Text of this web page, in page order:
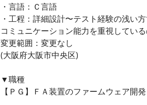
・言語：Ｃ言語
・工程：詳細設計〜テスト経験の浅い
コミュニケーション能力を重視してい
変更範囲：変更なし
(大阪府大阪市中央区)
▼職種
【ＰＧ】ＦＡ装置のファームウェア開